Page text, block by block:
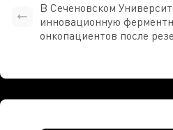
В Сеченовском
инновационную
онкопациентов после